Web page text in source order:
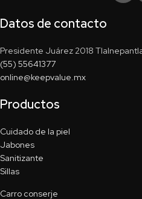
Datos de contacto
Presidente Juárez 2018
(55) 55641377
online@keepvalue.mx
Productos
Cuidado de la piel
Jabones
Sanitizante
Sillas
Carro conserje